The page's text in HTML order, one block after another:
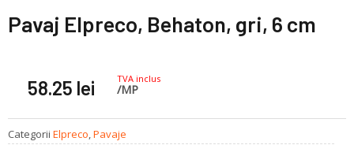
Pavaj Elpreco, Behaton, gri, 6 cm
58.25 lei TVA inclus
/MP
Categorii Elpreco,Pavaje